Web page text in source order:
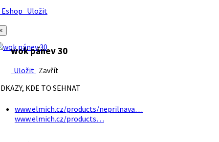
Uložit
wok pánev 30
Uložit Zavřít
KDE TO SEHNAT
www.elmich.cz/products/neprilnava…
www.elmich.cz/products…